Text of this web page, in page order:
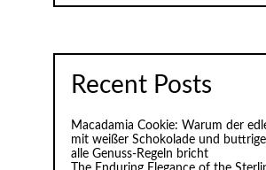
Recent Posts
Macadamia Cookie: Warum der
mit weißer Schokolade und
alle Genuss-Regeln bricht